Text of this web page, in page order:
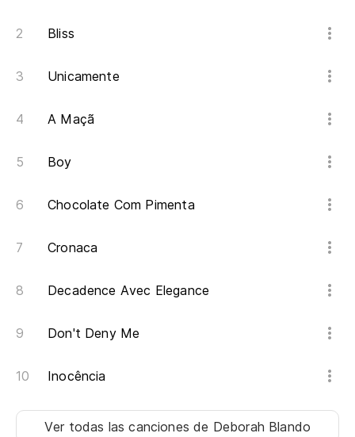
Bliss
Unicamente
A Maçã
Boy
Chocolate Com Pimenta
Cronaca
Decadence Avec Elegance
Don't Deny Me
Inocência
Ver todas las cancionesde Deborah Blando